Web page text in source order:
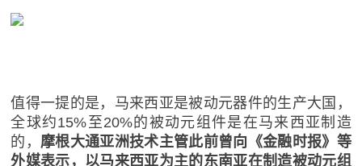
值得一提的是，马来西亚是被动元器件的生产大国，
全球约15%至20%的被动元组件是在马来西亚制造
的， 摩根大通亚洲技术主管此前曾向《金融时报》等
外媒表示，以马来西亚为主的东南亚在制造被动元组